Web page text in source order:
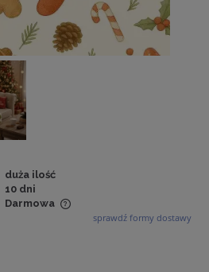
duża ilość
10 dni
Darmowa
kosztów płatności
sprawdź formy dostawy